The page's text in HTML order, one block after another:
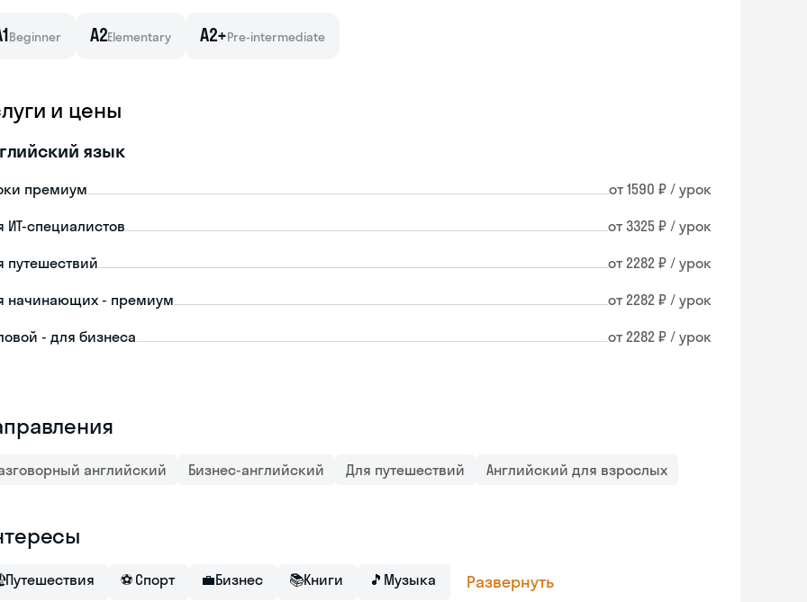
Beginner A2Elementary A2+Pre-intermediate
и цены
язык
премиум от 1590 ₽ / урок
ИТ-специалистов от 3325 ₽ / урок
путешествий от 2282 ₽ / урок
начинающих - премиум от 2282 ₽ / урок
- для бизнеса от 2282 ₽ / урок
английский Бизнес-английский Для путешествий Английский для взрослых
Путешествия ⚽ Спорт 💼Бизнес 📚Книги 🎵 Музыка Развернуть